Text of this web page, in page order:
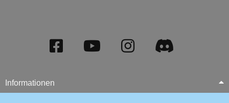
Informationen